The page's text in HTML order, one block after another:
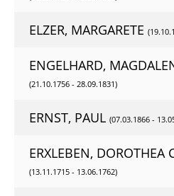
ELZER, MARGARETE
ENGELHARD,
(21.10.1756 - 28.09.1831)
ERNST, PAUL (07.03.1866 -
ERXLEBEN, DOROTHEA
(13.11.1715 - 13.06.1762)